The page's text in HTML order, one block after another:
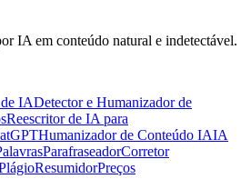
IA em conteúdo natural e indetectável.
IADetector e Humanizador de
Reescritor de IA para
Humanizador de Conteúdo IAIA
ParafraseadorCorretor
ResumidorPreços